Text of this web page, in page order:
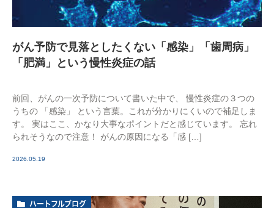
がん予防で見落としたくない「感染」「歯周病」
「肥満」という慢性炎症の話
前回、がんの一次予防について書いた中で、 慢性炎症の３つの
うちの 「感染」 という言葉。これが分かりにくいので補足しま
す。 実はここ、かなり大事なポイントだと感じています。 忘れ
られそうなので注意！ がんの原因になる「感 […]
2026.05.19
ハートフルブログ